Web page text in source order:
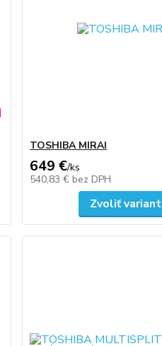
TOSHIBA MIRAI
649 €/ks
540,83 € bez DPH
Zvoliť variant